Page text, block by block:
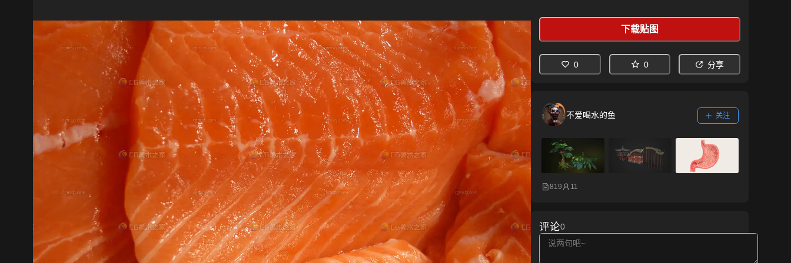
下载贴图
0 0 分享
不爱喝水的鱼 关注
819 11
评论0